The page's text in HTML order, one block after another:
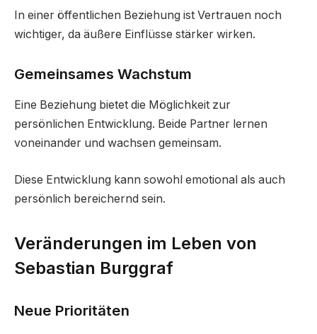
In einer öffentlichen Beziehung ist Vertrauen noch
wichtiger, da äußere Einflüsse stärker wirken.
Gemeinsames Wachstum
Eine Beziehung bietet die Möglichkeit zur
persönlichen Entwicklung. Beide Partner lernen
voneinander und wachsen gemeinsam.
Diese Entwicklung kann sowohl emotional als auch
persönlich bereichernd sein.
Veränderungen im Leben von
Sebastian Burggraf
Neue Prioritäten